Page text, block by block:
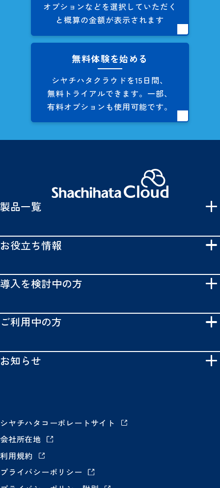
オプションなどを選択していただく
と概算の金額が表示されます
無料体験を始める
シヤチハタクラウドを15日間、
無料トライアルできます。 一部、
有料オプションも使用可能です。
製品一覧
お役立ち情報
導入を検討中の方
ご利用中の方
お知らせ
シヤチハタコーポレートサイト
会社所在地
利用規約
プライバシーポリシー